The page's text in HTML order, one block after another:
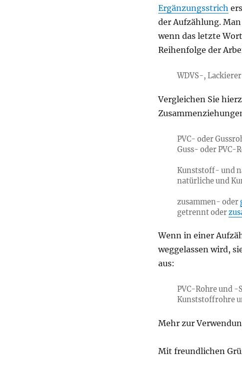
Ergänzungsstrich
der Aufzählung.
wenn das letzte
Reihenfolge der
WDVS-,
Vergleichen Sie
PVC- oder
Guss- oder PVC-
Kunststoff- und
natürliche und
zusammen- oder
getrennt oder
Wenn in einer
weggelassen wird,
aus:
PVC-Rohre und -
Kunststoffrohre
Mehr zur
Mit freundlichen